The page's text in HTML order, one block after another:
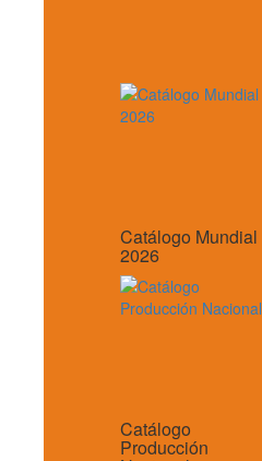
Catálogo Mundial
2026
Catálogo
Producción